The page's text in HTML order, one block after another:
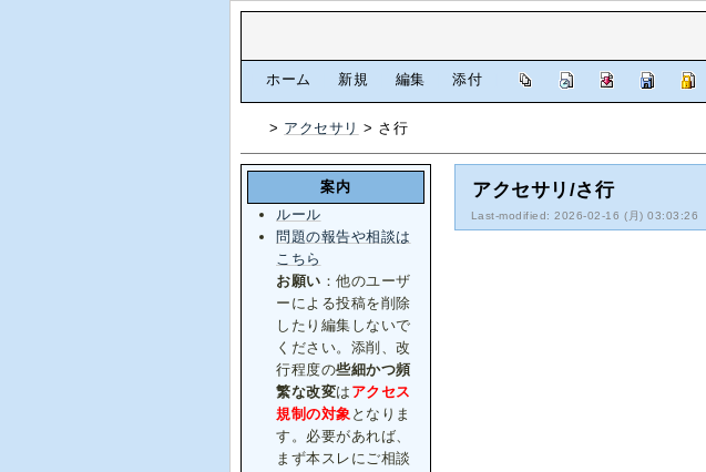
ホーム 新規 編集 添付
> アクセサリ > さ行
アクセサリ/さ行
Last-modified: 2026-02-16 (月) 03:03:26
案内
ルール
問題の報告や相談は
こちら
お願い ：他のユーザ
ーによる投稿を削除
したり編集しないで
ください。添削、改
行程度の些細かつ頻
繁な改変は アクセス
規制の対象 となりま
す。必要があれば、
まず本スレにご相談